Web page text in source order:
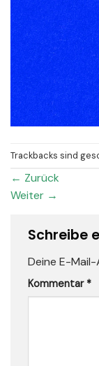
Trackbacks sind
← Zurück
Weiter →
Schreibe
Deine E-
Kommentar *